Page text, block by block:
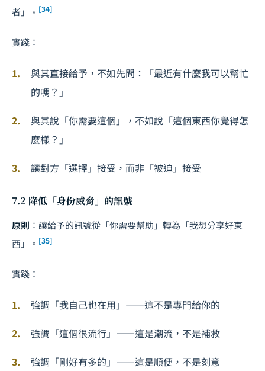
者」。 [34]
實踐：
與其直接給予，不如先問：「最近有什麼我可以幫忙
的嗎？」
與其說「你需要這個」，不如說「這個東西你覺得怎
麼樣？」
讓對方「選擇」接受，而非「被迫」接受
7.2 降低「身份威脅」的訊號
原則 ：讓給予的訊號從「你需要幫助」轉為「我想分享好東
西」。 [35]
實踐：
強調「我自己也在用」——這不是專門給你的
強調「這個很流行」——這是潮流，不是補救
強調「剛好有多的」——這是順便，不是刻意